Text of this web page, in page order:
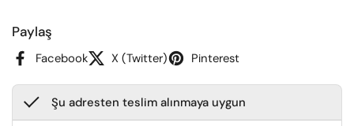
Paylaş
Facebook X (Twitter) Pinterest
Şu adresten teslim alınmaya uygun